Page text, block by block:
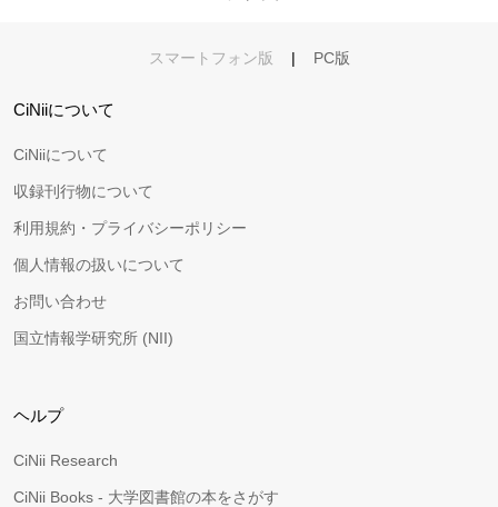
スマートフォン版 | PC版
CiNiiについて
CiNiiについて
収録刊行物について
利用規約・プライバシーポリシー
個人情報の扱いについて
お問い合わせ
国立情報学研究所 (NII)
ヘルプ
CiNii Research
CiNii Books - 大学図書館の本をさがす